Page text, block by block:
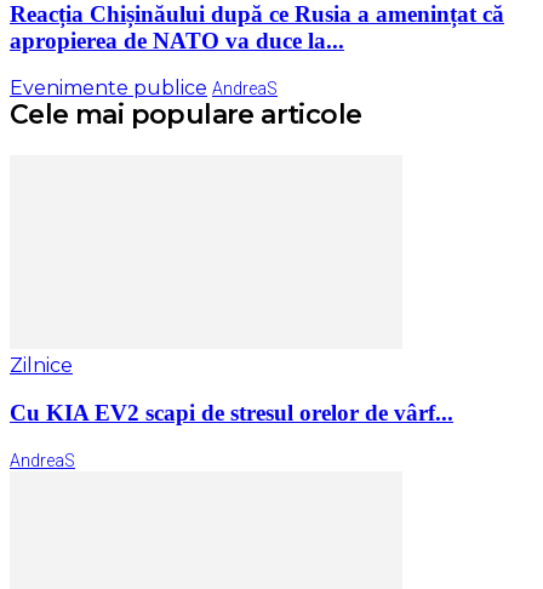
Reacția Chișinăului după ce Rusia a amenințat că
apropierea de NATO va duce la...
Evenimente publice AndreaS
Cele mai populare articole
Zilnice
Cu KIA EV2 scapi de stresul orelor de vârf...
AndreaS